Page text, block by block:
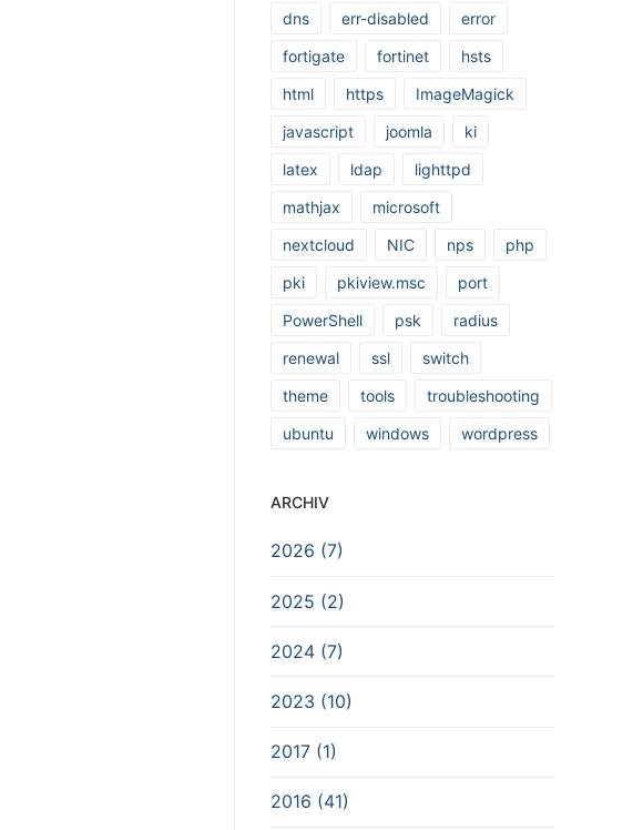
dns
err-disabled
error
fortigate
fortinet
hsts
html
https
ImageMagick
javascript
joomla
ki
latex
ldap
lighttpd
mathjax
microsoft
nextcloud
NIC nps
php
pki
pkiview.msc
port
PowerShell
psk
radius
renewal
ssl
switch
theme
tools
troubleshooting
ubuntu
windows wordpress
ARCHIV
2026 (7)
2025 (2)
2024 (7)
2023 (10)
2017 (1)
2016 (41)